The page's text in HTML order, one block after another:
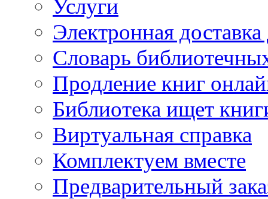
Услуги
Электронная
Словарь
Продление книг
Библиотека ищет
Виртуальная справка
Комплектуем вместе
Предварительный